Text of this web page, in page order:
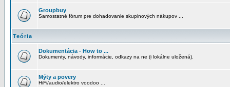
Groupbuy
Samostatné fórum pre dohadovanie skupinových nákupov ...
Teória
Dokumentácia - How to ...
Dokumenty, návody, informácie, odkazy na ne (i lokálne uložená).
Mýty a povery
HiFi/audio/elektro voodoo ...